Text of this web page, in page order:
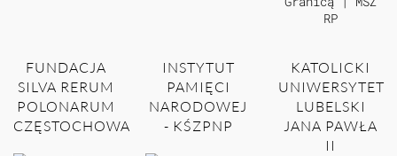
FUNDACJA
SILVA RERUM
POLONARUM
CZĘSTOCHOWA
INSTYTUT
PAMIĘCI
NARODOWEJ
- KŚZPNP
KATOLICKI
UNIWERSYTET
LUBELSKI
JANA PAWŁA
II